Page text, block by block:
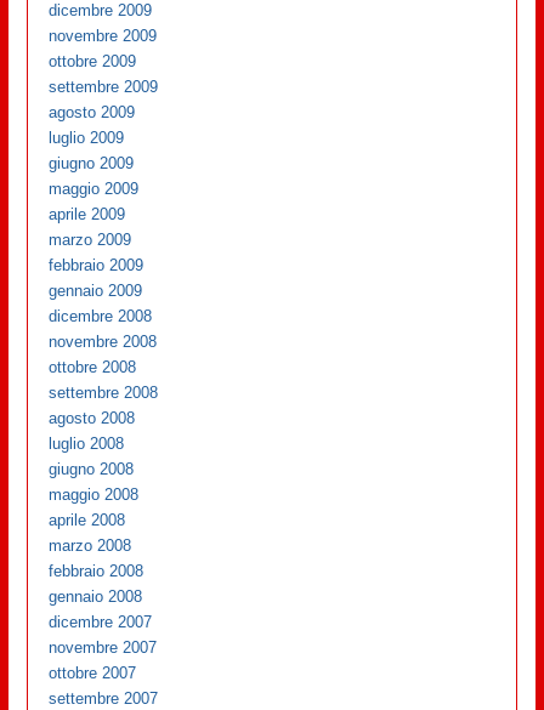
dicembre 2009
novembre 2009
ottobre 2009
settembre 2009
agosto 2009
luglio 2009
giugno 2009
maggio 2009
aprile 2009
marzo 2009
febbraio 2009
gennaio 2009
dicembre 2008
novembre 2008
ottobre 2008
settembre 2008
agosto 2008
luglio 2008
giugno 2008
maggio 2008
aprile 2008
marzo 2008
febbraio 2008
gennaio 2008
dicembre 2007
novembre 2007
ottobre 2007
settembre 2007